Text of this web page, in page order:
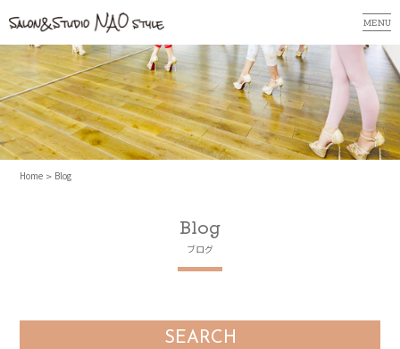
MENU
Home Blog
Blog
ブログ
SEARCH